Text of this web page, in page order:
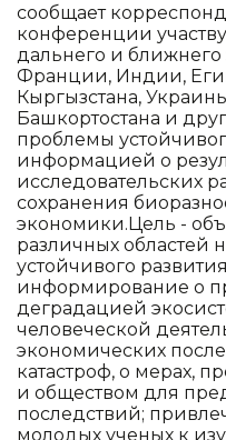
сообщает
конференции
дальнего и
Франции, Индии,
Кыргызстана,
Башкортостана и
проблемы
информацией о
исследовательских
сохранения
экономики.Цель -
различных областей
устойчивого
информирование о
деградацией
человеческой
экономических
катастроф, о мерах,
и обществом для
последствий;
молодых ученых к